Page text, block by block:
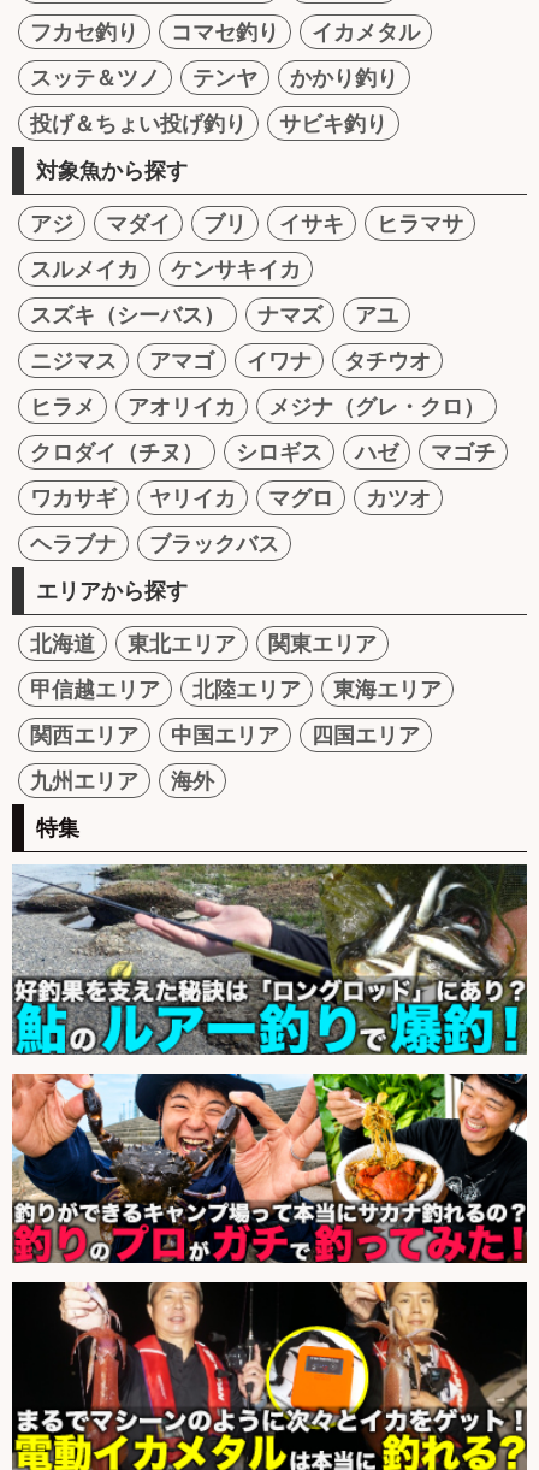
フカセ釣り
コマセ釣り
イカメタル
スッテ＆ツノ
テンヤ
かかり釣り
投げ＆ちょい投げ釣り
サビキ釣り
対象魚から探す
アジ マダイ ブリ イサキ
ヒラマサ
スルメイカ
ケンサキイカ
スズキ（シーバス）
ナマズ
アユ
ニジマス
アマゴ イワナ
タチウオ
ヒラメ
アオリイカ
メジナ（グレ・クロ）
クロダイ（チヌ）
シロギス ハゼ
マゴチ
ワカサギ
ヤリイカ マグロ
カツオ
ヘラブナ
ブラックバス
エリアから探す
北海道 東北エリア
関東エリア
甲信越エリア
北陸エリア
東海エリア
関西エリア
中国エリア
四国エリア
九州エリア
海外
特集